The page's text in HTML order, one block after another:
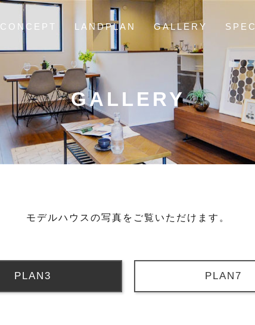
CONCEPT LANDPLAN GALLERY SPEC
GALLERY
モデルハウスの写真をご覧いただけます。
PLAN3 PLAN7